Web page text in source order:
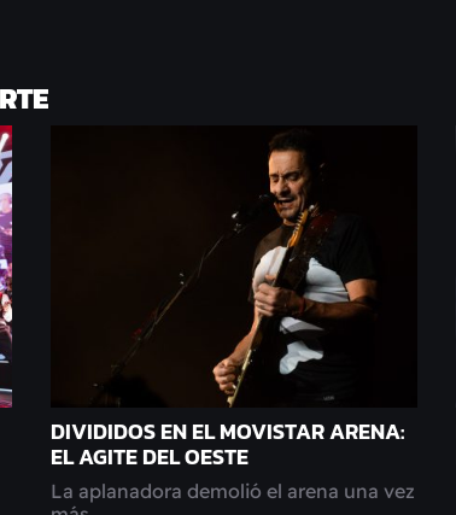
DIVIDIDOS EN EL MOVISTAR ARENA:
EL AGITE DEL OESTE
La aplanadora demolió el arena una vez